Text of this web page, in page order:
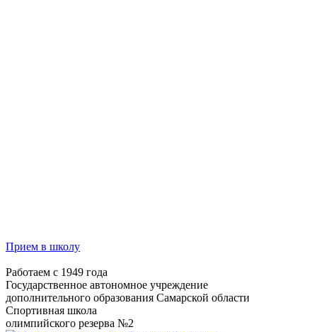
Прием в школу
Работаем с 1949 года
Государственное автономное учреждение
дополнительного образования Самарской области
Спортивная школа
олимпийского резерва №2